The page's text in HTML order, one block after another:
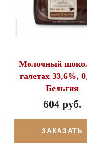
Молочный
галетах 33,6%,
Бельгия
604 руб.
ЗАКАЗАТЬ